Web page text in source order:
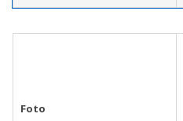
Foto